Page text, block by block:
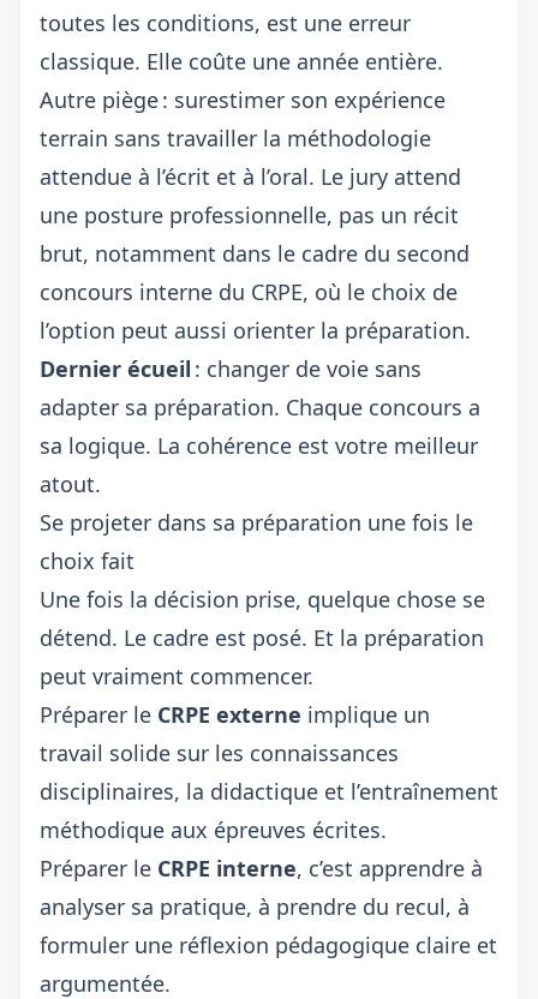
toutes les conditions, est une erreur
classique. Elle coûte une année entière.
Autre piège : surestimer son expérience
terrain sans travailler la méthodologie
attendue à l’écrit et à l’oral. Le jury attend
une posture professionnelle, pas un récit
brut, notamment dans le cadre du second
concours interne du CRPE, où le choix de
l’option peut aussi orienter la préparation.
Dernier écueil : changer de voie sans
adapter sa préparation. Chaque concours a
sa logique. La cohérence est votre meilleur
atout.
Se projeter dans sa préparation une fois le
choix fait
Une fois la décision prise, quelque chose se
détend. Le cadre est posé. Et la préparation
peut vraiment commencer.
Préparer le CRPE externe implique un
travail solide sur les connaissances
disciplinaires, la didactique et l’entraînement
méthodique aux épreuves écrites.
Préparer le CRPE interne, c’est apprendre à
analyser sa pratique, à prendre du recul, à
formuler une réflexion pédagogique claire et
argumentée.